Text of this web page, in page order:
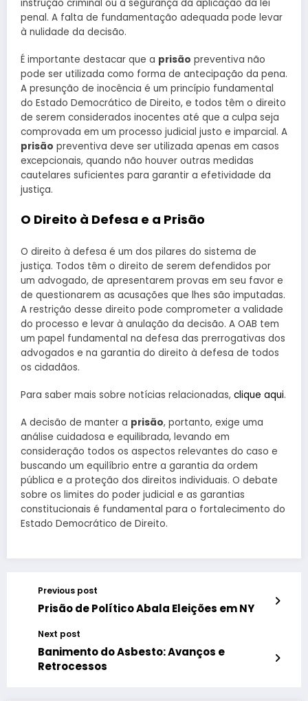
instrução criminal ou a segurança da aplicação da lei
penal. A falta de fundamentação adequada pode levar
à nulidade da decisão.
É importante destacar que a prisão preventiva não
pode ser utilizada como forma de antecipação da pena.
A presunção de inocência é um princípio fundamental
do Estado Democrático de Direito, e todos têm o direito
de serem considerados inocentes até que a culpa seja
comprovada em um processo judicial justo e imparcial. A
prisão preventiva deve ser utilizada apenas em casos
excepcionais, quando não houver outras medidas
cautelares suficientes para garantir a efetividade da
justiça.
O Direito à Defesa e a Prisão
O direito à defesa é um dos pilares do sistema de
justiça. Todos têm o direito de serem defendidos por
um advogado, de apresentarem provas em seu favor e
de questionarem as acusações que lhes são imputadas.
A restrição desse direito pode comprometer a validade
do processo e levar à anulação da decisão. A OAB tem
um papel fundamental na defesa das prerrogativas dos
advogados e na garantia do direito à defesa de todos
os cidadãos.
Para saber mais sobre notícias relacionadas, clique aqui.
A decisão de manter a prisão, portanto, exige uma
análise cuidadosa e equilibrada, levando em
consideração todos os aspectos relevantes do caso e
buscando um equilíbrio entre a garantia da ordem
pública e a proteção dos direitos individuais. O debate
sobre os limites do poder judicial e as garantias
constitucionais é fundamental para o fortalecimento do
Estado Democrático de Direito.
Previous post
Prisão de Político Abala Eleições em NY
Next post
Banimento do Asbesto: Avanços e
Retrocessos